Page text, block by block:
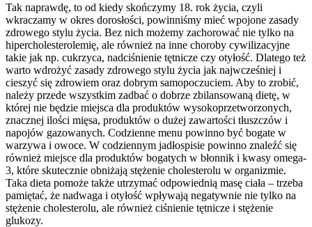
Tak naprawdę, to od kiedy skończymy 18. rok życia, czyli
wkraczamy w okres dorosłości, powinniśmy mieć wpojone zasady
zdrowego stylu życia. Bez nich możemy zachorować nie tylko na
hipercholesterolemię, ale również na inne choroby cywilizacyjne
takie jak np. cukrzyca, nadciśnienie tętnicze czy otyłość. Dlatego też
warto wdrożyć zasady zdrowego stylu życia jak najwcześniej i
cieszyć się zdrowiem oraz dobrym samopoczuciem. Aby to zrobić,
należy przede wszystkim zadbać o dobrze zbilansowaną dietę, w
której nie będzie miejsca dla produktów wysokoprzetworzonych,
znacznej ilości mięsa, produktów o dużej zawartości tłuszczów i
napojów gazowanych. Codzienne menu powinno być bogate w
warzywa i owoce. W codziennym jadłospisie powinno znaleźć się
również miejsce dla produktów bogatych w błonnik i kwasy omega-
3, które skutecznie obniżają stężenie cholesterolu w organizmie.
Taka dieta pomoże także utrzymać odpowiednią masę ciała – trzeba
pamiętać, że nadwaga i otyłość wpływają negatywnie nie tylko na
stężenie cholesterolu, ale również ciśnienie tętnicze i stężenie
glukozy.